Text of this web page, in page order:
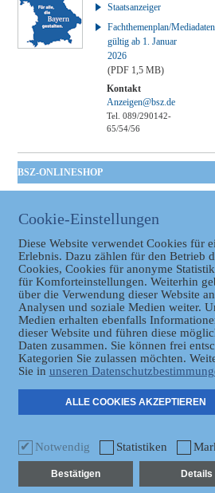
Staatsanzeiger
Fachthemenplan/Mediadaten
gültig ab 1. Januar
2026
(PDF 1,5 MB)
Kontakt
Anzeigen@bsz.de
Tel. 089/290142-
65/54/56
BSZ-ONLINESHOP
Taschenbuch
GVBl | Einbanddecke
Datenschutz
Cookie-Einstellungen
Diese Website verwendet Cookies für
Erlebnis. Dazu zählen für den Betrieb
Cookies, Cookies für anonyme
für Komforteinstellungen. Weiterhin
über die Verwendung dieser Website
Analysen und soziale Medien weiter.
Medien erhalten ebenfalls
dieser Website und führen diese
Daten zusammen. Sie können frei
Kategorien Sie zulassen möchten.
Sie in unseren
ALLE COOKIES AKZEPTIEREN
Notwendig Statistiken
Bestätigen Details